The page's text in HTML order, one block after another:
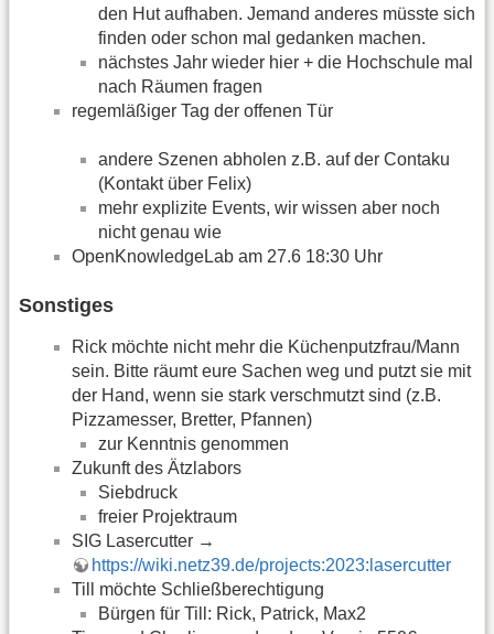
den Hut aufhaben. Jemand anderes müsste sich
finden oder schon mal gedanken machen.
nächstes Jahr wieder hier + die Hochschule mal
nach Räumen fragen
regemläßiger Tag der offenen Tür
andere Szenen abholen z.B. auf der Contaku
(Kontakt über Felix)
mehr explizite Events, wir wissen aber noch
nicht genau wie
OpenKnowledgeLab am 27.6 18:30 Uhr
Sonstiges
Rick möchte nicht mehr die Küchenputzfrau/Mann
sein. Bitte räumt eure Sachen weg und putzt sie mit
der Hand, wenn sie stark verschmutzt sind (z.B.
Pizzamesser, Bretter, Pfannen)
zur Kenntnis genommen
Zukunft des Ätzlabors
Siebdruck
freier Projektraum
SIG Lasercutter →
https://wiki.netz39.de/projects:2023:lasercutter
Till möchte Schließberechtigung
Bürgen für Till: Rick, Patrick, Max2